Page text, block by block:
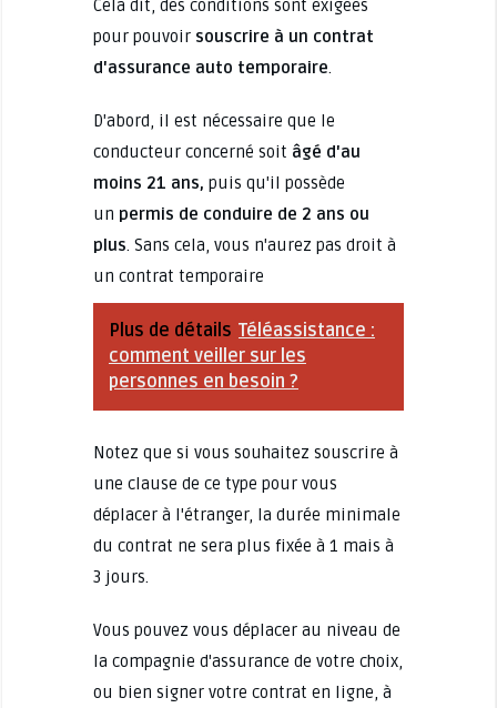
Cela dit, des conditions sont exigées
pour pouvoir souscrire à un contrat
d'assurance auto temporaire.
D'abord, il est nécessaire que le
conducteur concerné soit âgé d'au
moins 21 ans, puis qu'il possède
un permis de conduire de 2 ans ou
plus. Sans cela, vous n'aurez pas droit à
un contrat temporaire
Plus de détails Téléassistance :
comment veiller sur les
personnes en besoin ?
Notez que si vous souhaitez souscrire à
une clause de ce type pour vous
déplacer à l'étranger, la durée minimale
du contrat ne sera plus fixée à 1 mais à
3 jours.
Vous pouvez vous déplacer au niveau de
la compagnie d'assurance de votre choix,
ou bien signer votre contrat en ligne, à